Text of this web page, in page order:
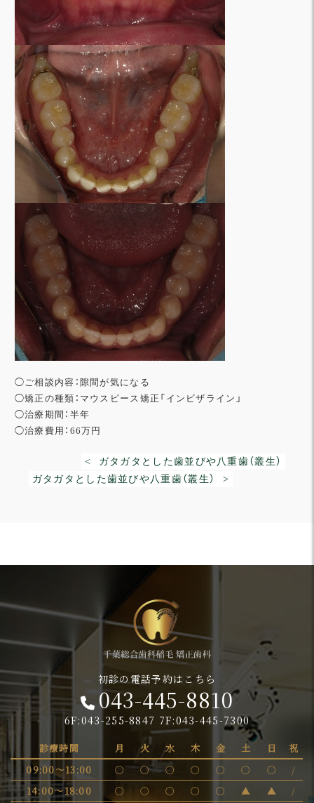
◯ご相談内容：隙間が気になる
◯矯正の種類：マウスピース矯正「インビザライン」
◯治療期間：半年
◯治療費用：66万円
< ガタガタとした歯並びや八重歯（叢生）
ガタガタとした歯並びや八重歯（叢生） >
初診の電話予約はこちら
043-445-8810
6F:043-255-8847 7F:043-445-7300
診療時間 月 火 水 木 金 土 日
祝
09:00～13:00
〇 〇 〇 〇 〇 〇 〇
/
14:00～18:00
〇 〇 〇 〇 〇 ▲ ▲ /